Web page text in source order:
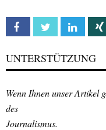
Facebook Twitter Linkedin
UNTERSTÜTZUNG
Wenn Ihnen unser Artikel
des
Journalismus.